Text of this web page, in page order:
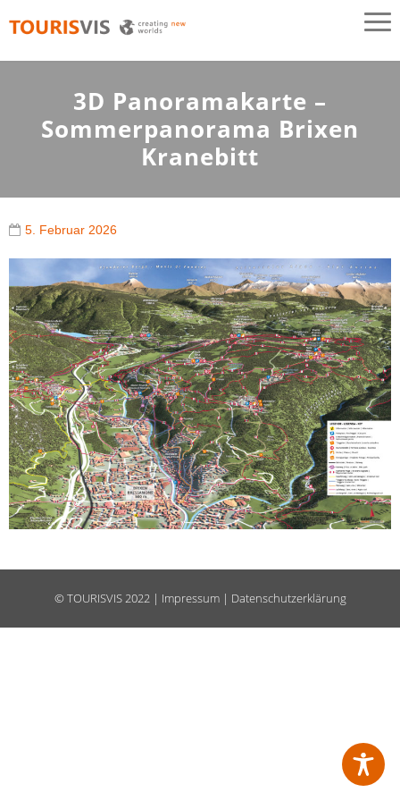
TOURISVIS
3D Panoramakarten aus Österreich
3D Panoramakarte –
Sommerpanorama Brixen
Kranebitt
5. Februar 2026
©TOURISVIS2022 | Impressum| Datenschutzerklärung